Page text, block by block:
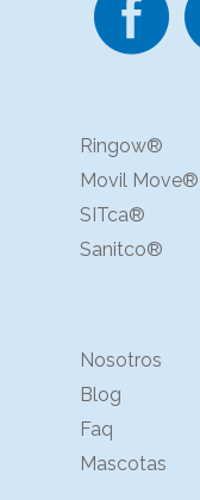
Ringow®
Movil Move®
SITca®
Sanitco®
Nosotros
Blog
Faq
Mascotas